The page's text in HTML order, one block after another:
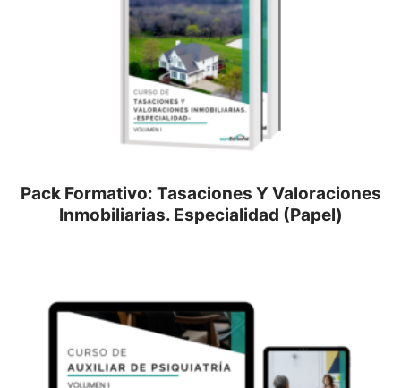
Pack Formativo: Tasaciones Y Valoraciones
Inmobiliarias. Especialidad (Papel)